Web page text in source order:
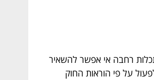
רחבה אי אפשר להשאיר
על פי הוראות החוק